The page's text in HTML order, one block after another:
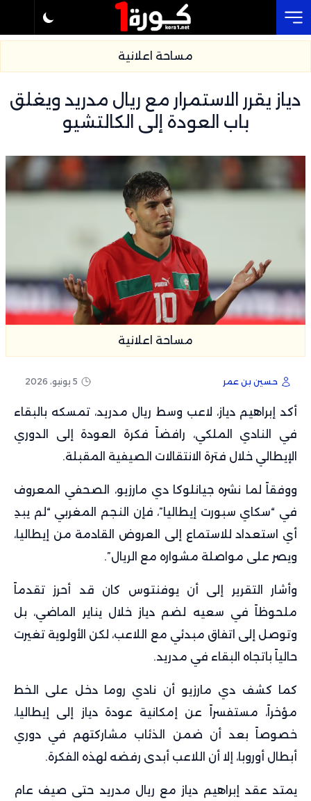
مساحة اعلانية
دياز يقرر الاستمرار مع ريال مدريد ويغلق
باب العودة إلى الكالتشيو
مساحة اعلانية
حسين بن عمر 5 يونيو، 2026
أكد إبراهيم دياز، لاعب وسط ريال مدريد، تمسكه بالبقاء
في النادي الملكي، رافضاً فكرة العودة إلى الدوري
الإيطالي خلال فترة الانتقالات الصيفية المقبلة.
ووفقاً لما نشره جيانلوكا دي مارزيو، الصحفي المعروف
في “سكاي سبورت إيطاليا”، فإن النجم المغربي “لم يبدِ
أي استعداد للاستماع إلى العروض القادمة من إيطاليا،
ويصر على مواصلة مشواره مع الريال”.
وأشار التقرير إلى أن يوفنتوس كان قد أحرز تقدماً
ملحوظاً في سعيه لضم دياز خلال يناير الماضي، بل
وتوصل إلى اتفاق مبدئي مع اللاعب، لكن الأولوية تغيرت
حالياً باتجاه البقاء في مدريد.
كما كشف دي مارزيو أن نادي روما دخل على الخط
مؤخراً، مستفسراً عن إمكانية عودة دياز إلى إيطاليا،
خصوصاً بعد أن ضمن الذئاب مشاركتهم في دوري
أبطال أوروبا، إلا أن اللاعب أبدى رفضه لهذه الفكرة.
يمتد عقد إبراهيم دياز مع ريال مدريد حتى صيف عام